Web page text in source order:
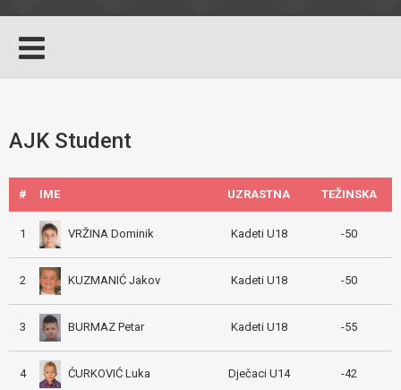
AJK Student
# IME UZRASTNA TEŽINSKA
1 VRŽINA Dominik Kadeti U18 -50
2 KUZMANIĆ Jakov Kadeti U18 -50
3 BURMAZ Petar Kadeti U18 -55
4 ĆURKOVIĆ Luka Dječaci U14 -42